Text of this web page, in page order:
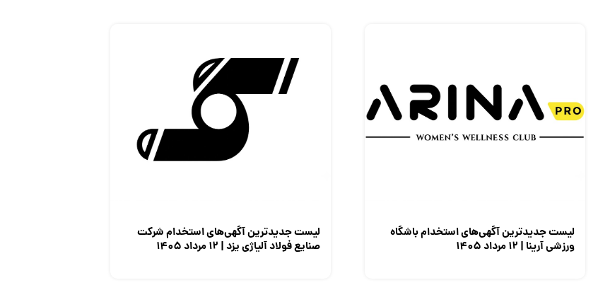
لیست جدیدترین آگهی‌های استخدام باشگاه
ورزشی آرینا | ۱۲ مرداد ۱۴۰۵
لیست جدیدترین آگهی‌های استخدام شرکت
صنایع فولاد آلیاژی یزد | ۱۲ مرداد ۱۴۰۵